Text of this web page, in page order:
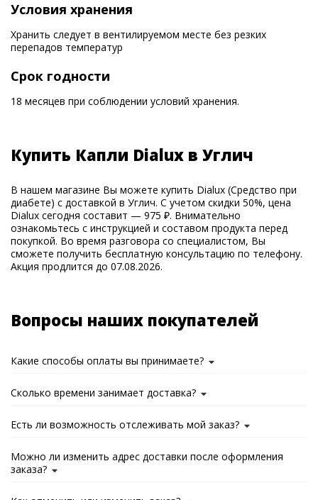
Условия хранения
Хранить следует в вентилируемом месте без резких
перепадов температур
Срок годности
18 месяцев при соблюдении условий хранения.
Купить Капли Dialux в Углич
В нашем магазине Вы можете купить Dialux (Средство при
диабете) с доставкой в Углич. С учетом скидки 50%, цена
Dialux сегодня составит — 975 ₽. Внимательно
ознакомьтесь с инструкцией и составом продукта перед
покупкой. Во время разговора со специалистом, Вы
сможете получить бесплатную консультацию по телефону.
Акция продлится до 07.08.2026.
Вопросы наших покупателей
Какие способы оплаты вы принимаете?
Сколько времени занимает доставка?
Есть ли возможность отслеживать мой заказ?
Можно ли изменить адрес доставки после оформления
заказа?